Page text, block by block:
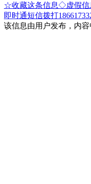
☆收藏这条信息◇虚假信
即时通短信拨打
该信息由用户发布，内